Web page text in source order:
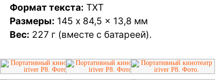
Формат текста: TXT
Размеры: 145 x 84,5 x 13,8 мм
Вес: 227 г (вместе с батареей).